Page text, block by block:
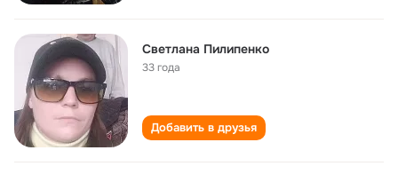
Светлана Пилипенко
33 года
Добавить в друзья